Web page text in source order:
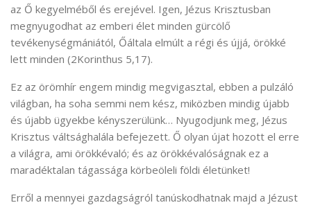
az Ő kegyelméből és erejével. Igen, Jézus Krisztusban
megnyugodhat az emberi élet minden gürcölő
tevékenységmániától, Őáltala elmúlt a régi és újjá, örökké
lett minden (2Korinthus 5,17).
Ez az örömhír engem mindig megvigasztal, ebben a pulzáló
világban, ha soha semmi nem kész, miközben mindig újabb
és újabb ügyekbe kényszerülünk… Nyugodjunk meg, Jézus
Krisztus váltsághalála befejezett. Ő olyan újat hozott el erre
a világra, ami örökkévaló; és az örökkévalóságnak ez a
maradéktalan tágassága körbeöleli földi életünket!
Erről a mennyei gazdagságról tanúskodhatnak majd a Jézust